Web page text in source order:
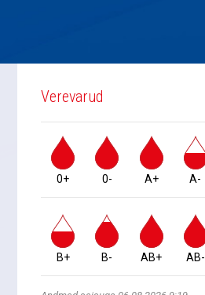
Verevarud
0+ 0- A+ A-
B+ B- AB+ AB-